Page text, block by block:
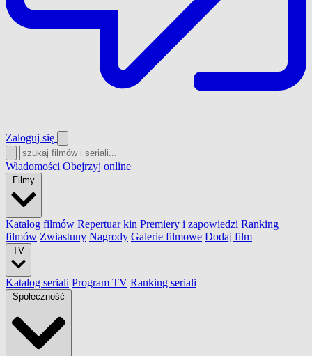
Zaloguj się
Wiadomości Obejrzyj online
Filmy
Katalog filmów Repertuar kin Premiery i zapowiedzi Ranking
filmów Zwiastuny Nagrody Galerie filmowe Dodaj film
TV
Katalog seriali Program TV Ranking seriali
Społeczność